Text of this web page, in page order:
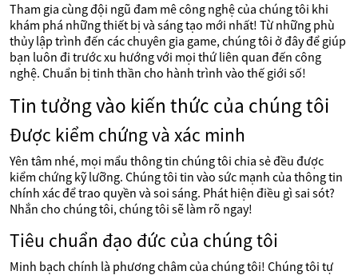
Tham gia cùng đội ngũ đam mê công nghệ của chúng tôi khi
khám phá những thiết bị và sáng tạo mới nhất! Từ những phù
thủy lập trình đến các chuyên gia game, chúng tôi ở đây để giúp
bạn luôn đi trước xu hướng với mọi thứ liên quan đến công
nghệ. Chuẩn bị tinh thần cho hành trình vào thế giới số!
Tin tưởng vào kiến thức của chúng tôi
Được kiểm chứng và xác minh
Yên tâm nhé, mọi mẩu thông tin chúng tôi chia sẻ đều được
kiểm chứng kỹ lưỡng. Chúng tôi tin vào sức mạnh của thông tin
chính xác để trao quyền và soi sáng. Phát hiện điều gì sai sót?
Nhắn cho chúng tôi, chúng tôi sẽ làm rõ ngay!
Tiêu chuẩn đạo đức của chúng tôi
Minh bạch chính là phương châm của chúng tôi! Chúng tôi tự